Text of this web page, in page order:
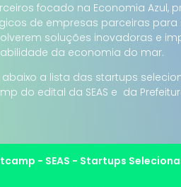
focado na Economia Azul,
de empresas parceiras
soluções inovadoras e
da economia do mar.
abaixo a lista das startups
do edital da SEAS e da
- SEAS - Startups